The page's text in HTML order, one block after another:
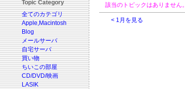
Topic Category
全てのカテゴリ
Apple,Macintosh
Blog
メールサーバ
自宅サーバ
買い物
ちいこの部屋
CD/DVD/映画
LASIK
該当のトピックはありません。
< 1月を見る